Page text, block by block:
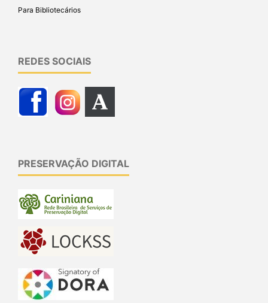
Para Bibliotecários
REDES SOCIAIS
PRESERVAÇÃO DIGITAL